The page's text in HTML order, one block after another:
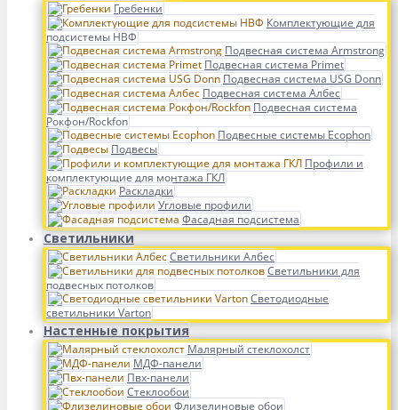
Гребенки
Комплектующие для
подсистемы НВФ
Подвесная система Armstrong
Подвесная система Primet
Подвесная система USG Donn
Подвесная система Албес
Подвесная система
Рокфон/Rockfon
Подвесные системы Ecophon
Подвесы
Профили и
комплектующие для монтажа ГКЛ
Раскладки
Угловые профили
Фасадная подсистема
Светильники
Светильники Албес
Светильники для
подвесных потолков
Светодиодные
светильники Varton
Настенные покрытия
Малярный стеклохолст
МДФ-панели
Пвх-панели
Стеклообои
Флизелиновые обои